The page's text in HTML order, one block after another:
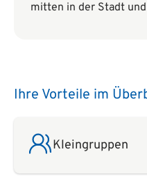
mitten in der Stadt
Ihre Vorteile im
Kleingruppen